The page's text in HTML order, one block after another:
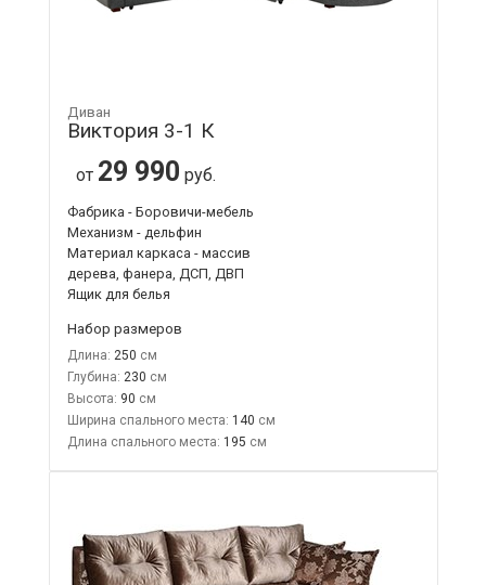
Диван
Виктория 3-1 К
от 29 990 руб.
Фабрика - Боровичи-мебель
Механизм - дельфин
Материал каркаса - массив
дерева, фанера, ДСП, ДВП
Ящик для белья
Набор размеров
Длина: 250
Глубина: 230
Высота: 90
Ширина спального места: 140
Длина спального места: 195